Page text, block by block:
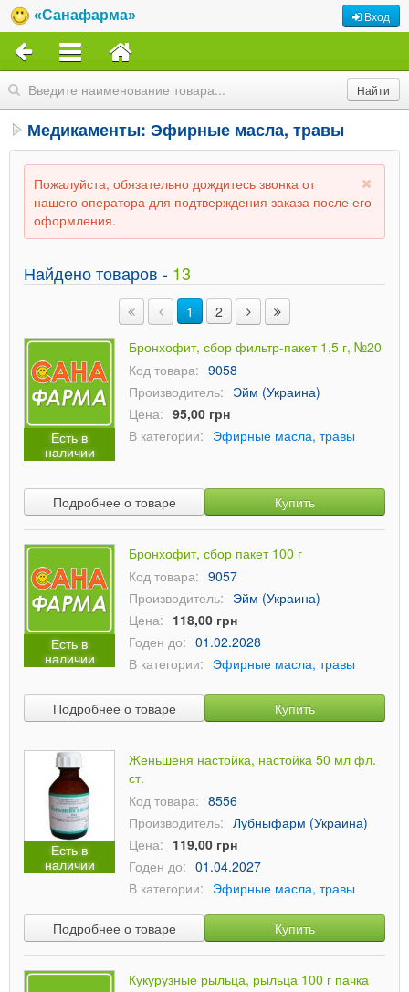
«Санафарма» Вход
Медикаменты: Эфирные масла, травы
Пожалуйста, обязательно дождитесь звонка от
нашего оператора для подтверждения заказа после его
оформления.
Найдено товаров - 13
1 2
Есть в
наличии
Бронхофит, сбор фильтр-пакет 1,5 г, №20
Код товара: 9058
Производитель: Эйм (Украина)
Цена: 95,00 грн
В категории: Эфирные масла, травы
Подробнее о товаре Купить
Есть в
наличии
Бронхофит, сбор пакет 100 г
Код товара: 9057
Производитель: Эйм (Украина)
Цена: 118,00 грн
Годен до: 01.02.2028
В категории: Эфирные масла, травы
Подробнее о товаре Купить
Есть в
наличии
Женьшеня настойка, настойка 50 мл фл.
ст.
Код товара: 8556
Производитель: Лубныфарм (Украина)
Цена: 119,00 грн
Годен до: 01.04.2027
В категории: Эфирные масла, травы
Подробнее о товаре Купить
Кукурузные рыльца, рыльца 100 г пачка